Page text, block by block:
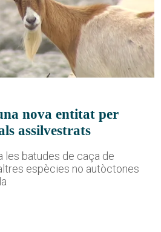
nova entitat per
assilvestrats
les batudes de caça de
espècies no autòctones